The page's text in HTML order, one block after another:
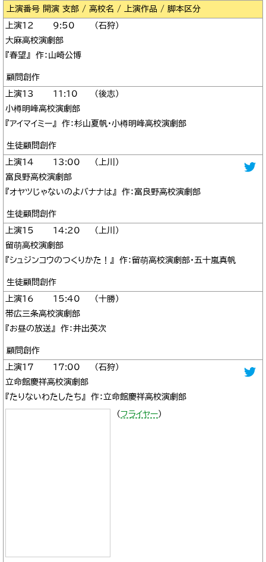
区分
12
9:50
石狩
大麻高校演劇部
『春望』 作：山崎公博
顧問創作
13
11:10
後志
小樽明峰高校演劇部
『アイマイミー』 作：杉山夏帆・小樽明峰高校演劇部
生徒顧問創作
14
13:00
上川
富良野高校演劇部
『オヤツじゃないのよバナナは』 作：富良野高校演劇部
生徒顧問創作
15
14:20
上川
留萌高校演劇部
『シュジンコウのつくりかた！』 作：留萌高校演劇部・五十嵐真帆
生徒顧問創作
16
15:40
十勝
帯広三条高校演劇部
『お昼の放送』 作：井出英次
顧問創作
17
17:00
石狩
立命館慶祥高校演劇部
『たりないわたしたち』 作：立命館慶祥高校演劇部
（フライヤー）